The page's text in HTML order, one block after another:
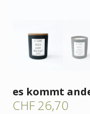
es kommt
CHF26,70